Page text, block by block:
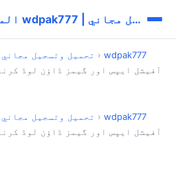
الموقع الرسمي wdpak777 | تحميل وتسجيل مجاني
الموقع الرسمي wdpak777 | تحميل وتسجيل مجاني › wdpak777
الموقع الرسمي wdpak777 | تحميل وتسجيل مجاني › wdpak777